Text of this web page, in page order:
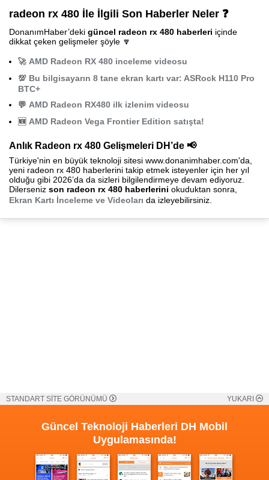
radeon rx 480 İle İlgili Son Haberler Neler ❓
DonanımHaber’deki güncel radeon rx 480 haberleri içinde
dikkat çeken gelişmeler şöyle 🔽
🚀 AMD Radeon RX 480 inceleme videosu
💯 Bu bilgisayarın 8 tane ekran kartı var: ASRock H110 Pro
BTC+
💬 AMD Radeon RX480 ilk izlenim videosu
🆕 AMD Radeon Vega Frontier Edition satışta!
Anlık Radeon rx 480 Gelişmeleri DH’de 📢
Türkiye'nin en büyük teknoloji sitesi www.donanimhaber.com'da,
yeni radeon rx 480 haberlerini takip etmek isteyenler için her yıl
olduğu gibi 2026’da da sizleri bilgilendirmeye devam ediyoruz.
Dilerseniz son radeon rx 480 haberlerini okuduktan sonra,
Ekran Kartı İnceleme ve Videoları da izleyebilirsiniz.
STANDART SİTE GÖRÜNÜMÜ YUKARI
Güncel Teknoloji Haberleri DH Mobil
Uygulamasında!